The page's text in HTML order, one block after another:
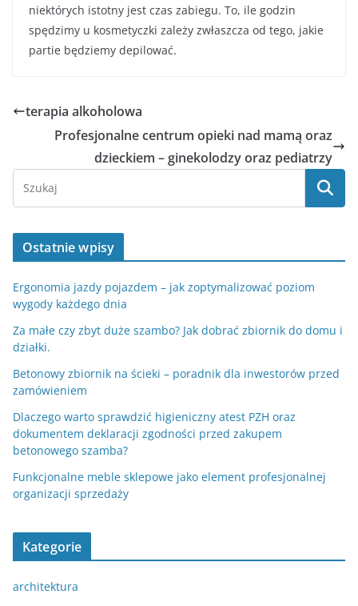
niektórych istotny jest czas zabiegu. To, ile godzin
spędzimy u kosmetyczki zależy zwłaszcza od tego, jakie
partie będziemy depilować.
terapia alkoholowa
Profesjonalne centrum opieki nad mamą oraz
dzieckiem – ginekolodzy oraz pediatrzy
Ostatnie wpisy
Ergonomia jazdy pojazdem – jak zoptymalizować poziom
wygody każdego dnia
Za małe czy zbyt duże szambo? Jak dobrać zbiornik do domu i
działki.
Betonowy zbiornik na ścieki – poradnik dla inwestorów przed
zamówieniem
Dlaczego warto sprawdzić higieniczny atest PZH oraz
dokumentem deklaracji zgodności przed zakupem
betonowego szamba?
Funkcjonalne meble sklepowe jako element profesjonalnej
organizacji sprzedaży
Kategorie
architektura